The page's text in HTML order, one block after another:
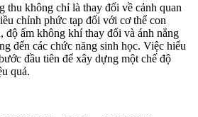
thu không chỉ là thay đổi về cảnh quan
chỉnh phức tạp đối với cơ thể con
độ ẩm không khí thay đổi và ánh nắng
đến các chức năng sinh học. Việc hiểu
đầu tiên để xây dựng một chế độ
quả.